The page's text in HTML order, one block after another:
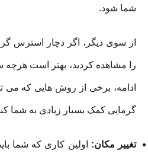
شما شود.
از سوی دیگر، اگر دچار استرس
را مشاهده کردید، بهتر است هرچه
ادامه، برخی از روش هایی که می
گرمایی کمک بسیار زیادی به شما
تغییر مکان: اولین کاری که شما